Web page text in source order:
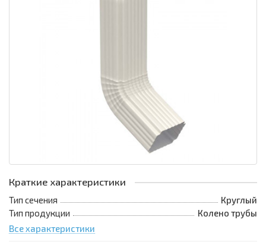
Краткие характеристики
Тип сечения
Круглый
Тип продукции
Колено трубы
Все характеристики